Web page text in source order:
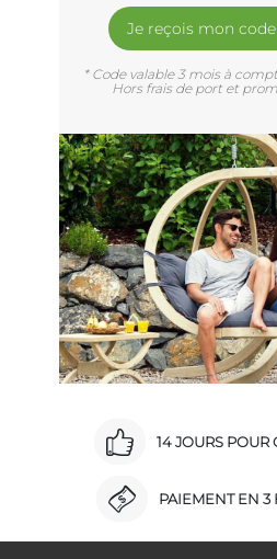
Je reçois mon
* Code valable 3 mois à
Hors frais de port et
14 JOURS POUR
PAIEMENT EN 3